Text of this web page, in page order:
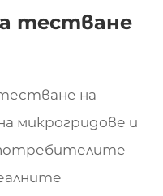
тестване
тестване на
микрогридове и